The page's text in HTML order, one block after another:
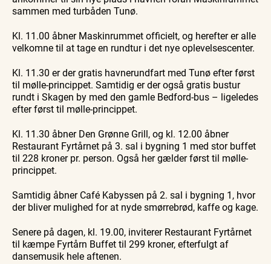
sammen med turbåden Tunø.
Kl. 11.00 åbner Maskinrummet officielt, og herefter er alle
velkomne til at tage en rundtur i det nye oplevelsescenter.
Kl. 11.30 er der gratis havnerundfart med Tunø efter først
til mølle-princippet. Samtidig er der også gratis bustur
rundt i Skagen by med den gamle Bedford-bus – ligeledes
efter først til mølle-princippet.
Kl. 11.30 åbner Den Grønne Grill, og kl. 12.00 åbner
Restaurant Fyrtårnet på 3. sal i bygning 1 med stor buffet
til 228 kroner pr. person. Også her gælder først til mølle-
princippet.
Samtidig åbner Café Kabyssen på 2. sal i bygning 1, hvor
der bliver mulighed for at nyde smørrebrød, kaffe og kage.
Senere på dagen, kl. 19.00, inviterer Restaurant Fyrtårnet
til kæmpe Fyrtårn Buffet til 299 kroner, efterfulgt af
dansemusik hele aftenen.